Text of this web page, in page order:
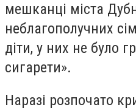
мешканці міста
неблагополучних
діти, у них не було
сигарети».
Наразі розпочато